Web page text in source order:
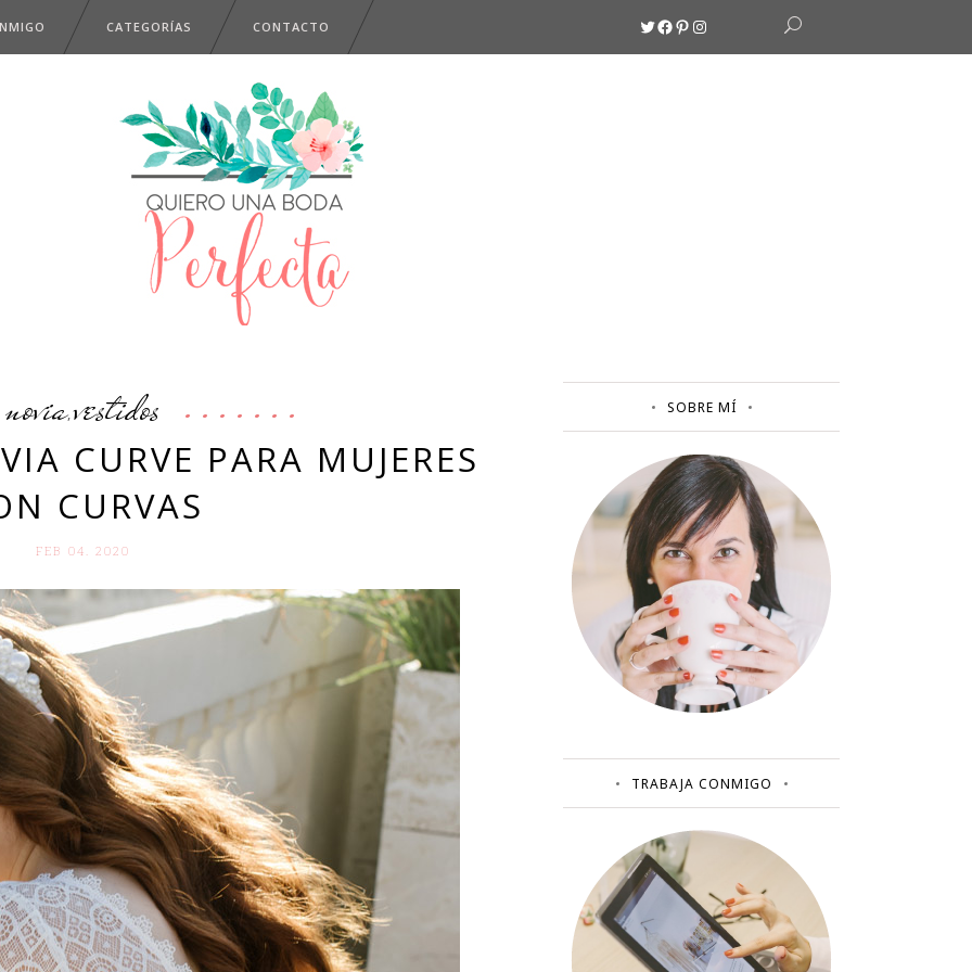
CATEGORÍAS CONTACTO Twitter
Facebook
Pinterest
Instagram
novia,vestidos
CURVE PARA MUJERES
CURVAS
FEB 04. 2020
SOBRE MÍ
TRABAJA CONMIGO